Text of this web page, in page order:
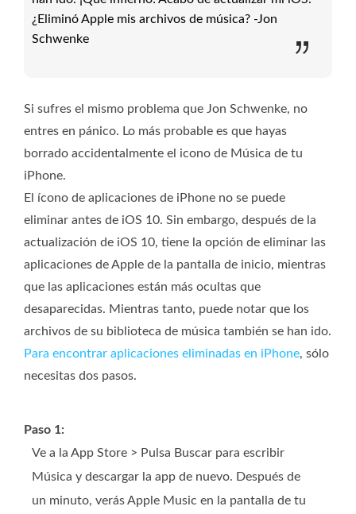
¿Eliminó Apple mis archivos de música? -Jon
Schwenke
Si sufres el mismo problema que Jon Schwenke, no
entres en pánico. Lo más probable es que hayas
borrado accidentalmente el icono de Música de tu
iPhone.
El ícono de aplicaciones de iPhone no se puede
eliminar antes de iOS 10. Sin embargo, después de la
actualización de iOS 10, tiene la opción de eliminar las
aplicaciones de Apple de la pantalla de inicio, mientras
que las aplicaciones están más ocultas que
desaparecidas. Mientras tanto, puede notar que los
archivos de su biblioteca de música también se han ido.
Para encontrar aplicaciones eliminadas en iPhone, sólo
necesitas dos pasos.
Paso 1:
Ve a la App Store > Pulsa Buscar para escribir
Música y descargar la app de nuevo. Después de
un minuto, verás Apple Music en la pantalla de tu